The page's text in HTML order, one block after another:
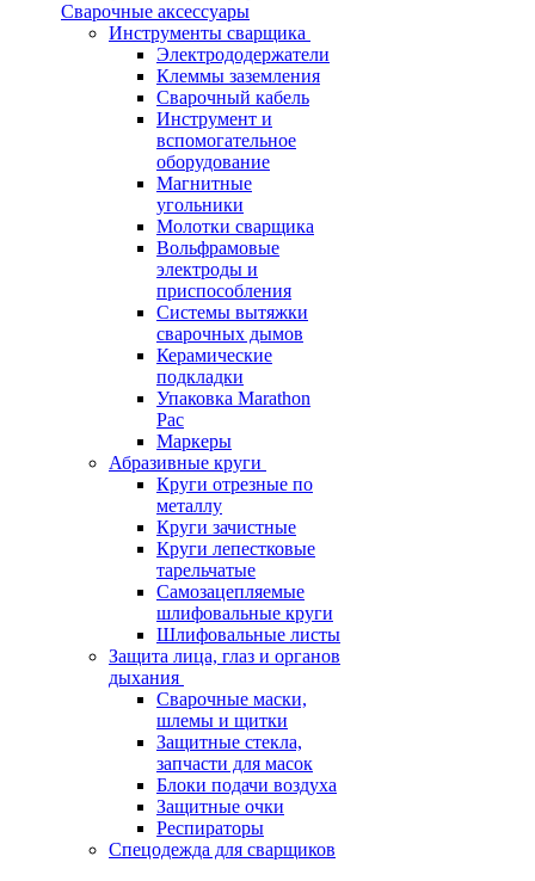
Сварочные аксессуары
Инструменты сварщика
Электрододержатели
Клеммы заземления
Сварочный кабель
Инструмент и
вспомогательное
оборудование
Магнитные
угольники
Молотки сварщика
Вольфрамовые
электроды и
приспособления
Системы вытяжки
сварочных дымов
Керамические
подкладки
Упаковка Marathon
Pac
Маркеры
Абразивные круги
Круги отрезные по
металлу
Круги зачистные
Круги лепестковые
тарельчатые
Самозацепляемые
шлифовальные круги
Шлифовальные листы
Защита лица, глаз и органов
дыхания
Сварочные маски,
шлемы и щитки
Защитные стекла,
запчасти для масок
Блоки подачи воздуха
Защитные очки
Респираторы
Спецодежда для сварщиков